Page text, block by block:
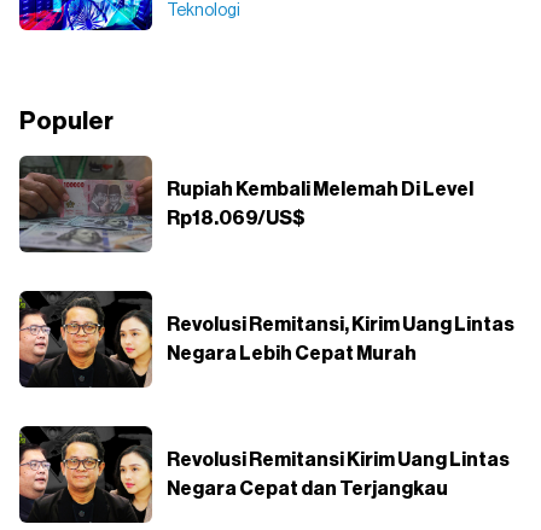
Teknologi
Populer
Rupiah Kembali Melemah Di Level
Rp18.069/US$
Revolusi Remitansi, Kirim Uang Lintas
Negara Lebih Cepat Murah
Revolusi Remitansi Kirim Uang Lintas
Negara Cepat dan Terjangkau